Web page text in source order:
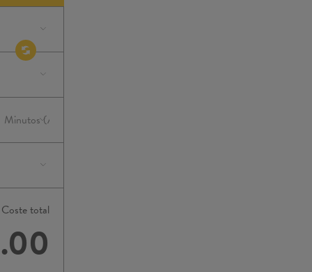
Coste total